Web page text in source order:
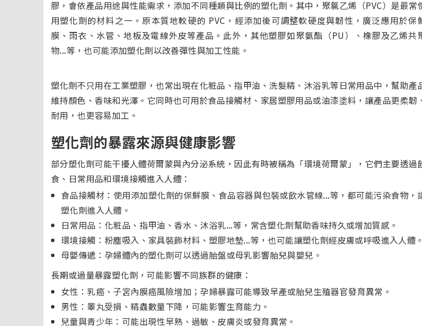
膠，會依產品用途與性能需求，添加不同種類與比例的塑化劑。其中，聚氯乙烯（PVC）是最常
用塑化劑的材料之一。原本質地較硬的 PVC，經添加後可調整軟硬度與韌性，廣泛應用於保
膜、雨衣、水管、地板及電線外皮等產品。此外，其他塑膠如聚氨酯（PU）、橡膠及乙烯共
物...等，也可能添加塑化劑以改善彈性與加工性能。
塑化劑不只用在工業塑膠，也常出現在化粧品、指甲油、洗髮精、沐浴乳等日常用品中，幫助產
維持顏色、香味和光澤。它同時也可用於食品接觸材、家居塑膠用品或油漆塗料，讓產品更柔韌
耐用，也更容易加工。
塑化劑的暴露來源與健康影響
部分塑化劑可能干擾人體荷爾蒙與內分泌系統，因此有時被稱為「環境荷爾蒙」，它們主要透過
食、日常用品和環境接觸進入人體：
食品接觸材：使用添加塑化劑的保鮮膜、食品容器與包裝或飲水管線...等，都可能污染食物，
塑化劑進入人體。
日常用品：化粧品、指甲油、香水、沐浴乳...等，常含塑化劑幫助香味持久或增加質感。
環境接觸：粉塵吸入、家具裝飾材料、塑膠地墊...等，也可能讓塑化劑經皮膚或呼吸進入人體。
母嬰傳遞：孕婦體內的塑化劑可以透過胎盤或母乳影響胎兒與嬰兒。
長期或過量暴露塑化劑，可能影響不同族群的健康：
女性：乳癌、子宮內膜癌風險增加；孕婦暴露可能導致早產或胎兒生殖器官發育異常。
男性：睪丸受損、精蟲數量下降，可能影響生育能力。
兒童與青少年：可能出現性早熟、過敏、皮膚炎或發育異常。